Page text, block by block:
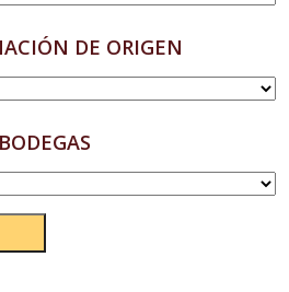
DE ORIGEN
BODEGAS